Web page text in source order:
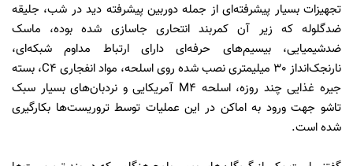
تجهیزات بسیار پیشرفته‌ای از جمله دوربین پیشرفته دید در شب، جلیقه
ضدگلوله که زیر آن کمربند انتحاری جاسازی شده بوده، ماسک
ضدشیمیایی، بیسیم‌های حرفه‌ای دارای ارتباط مداوم شبکه‌ای،
نارنجک‌انداز 30 میلیمتری نصب شده روی اسلحه، مواد انفجاری C4، بسته
جیره غذایی چند روزه، اسلحه M4 آمریکایی و نردبان‌های بسیار سبک
تاشو جهت ورود به اماکن در این عملیات توسط تروریست‌ها بکارگیری
شده است.